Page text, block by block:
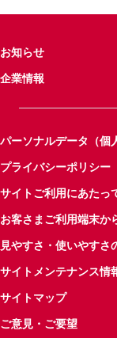
お知らせ
企業情報
パーソナルデータ（個
プライバシーポリシー
サイトご利用にあたっ
お客さまご利用端末か
見やすさ・使いやすさ
サイトメンテナンス情
サイトマップ
ご意見・ご要望